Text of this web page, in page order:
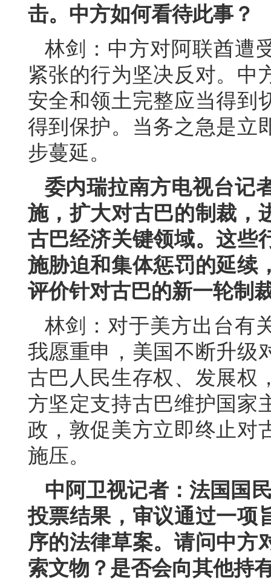
击。中方如何看待此事？
林剑：中方对阿联酋遭
紧张的行为坚决反对。中
安全和领土完整应当得到
得到保护。当务之急是立
步蔓延。
委内瑞拉南方电视台记
施，扩大对古巴的制裁，
古巴经济关键领域。这些
施胁迫和集体惩罚的延续
评价针对古巴的新一轮制
林剑：对于美方出台有
我愿重申，美国不断升级
古巴人民生存权、发展权
方坚定支持古巴维护国家
政，敦促美方立即终止对
施压。
中阿卫视记者：法国国
投票结果，审议通过一项
序的法律草案。请问中方
索文物？是否会向其他持